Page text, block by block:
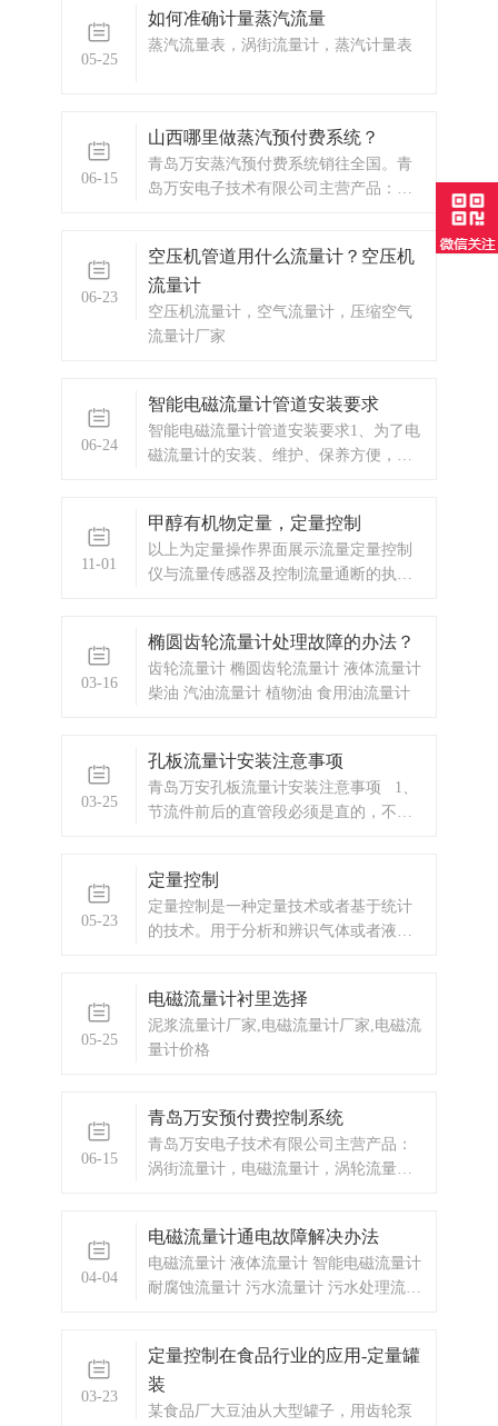
05-25
如何准确计量蒸汽流量
蒸汽流量表，涡街流量计，蒸汽计量表
06-15
山西哪里做蒸汽预付费系统？
青岛万安蒸汽预付费系统销往全国。青
岛万安电子技术有限公司主营产品：涡
预付费系统，显示仪表，热量表，差压
式仪表，分析仪器，水质监测设备，压
力仪表等，以及承接电气自动化项目。
欢迎来电
06-23
空压机管道用什么流量计？空压机
流量计
空压机流量计，空气流量计，压缩空气
流量计厂家
06-24
智能电磁流量计管道安装要求
智能电磁流量计管道安装要求1、为了电
磁流量计的安装、维护、保养方便，电
设备高温辐射的场所3、流量计应安装在
室内，如安装在室外，应避免阳光直
射，必要时请安装防晒防水装置4、避免
11-01
甲醇有机物定量，定量控制
以上为定量操作界面展示流量定量控制
仪与流量传感器及控制流量通断的执行
统。本流量定量控制仪按输入信号分为
频率脉冲输入型和流量变送信号输入型
两种供用户选择订购。本流量定量控制
03-16
椭圆齿轮流量计处理故障的办法？
齿轮流量计 椭圆齿轮流量计 液体流量计
柴油 汽油流量计 植物油 食用油流量计
03-25
孔板流量计安装注意事项
青岛万安孔板流量计安装注意事项 1、
节流件前后的直管段必须是直的，不得
后要求有足够长的直管段，这段足够
05-23
定量控制
定量控制是一种定量技术或者基于统计
的技术。用于分析和辨识气体或者液体
的是运行过程中响应时间、吞吐量等指
标的变化。定量控制系统不仅可以计量
瞬时流量和累积总量，配合流量定量控
按启动键就可以了，达到预设量，阀门
和泵自动关闭。青岛万安HY系列流量定
量控制仪与流量传感器及控制流量通断
起，组成完整的流量定量控制系统。定
量控制特点：1、输入信号分...
05-25
电磁流量计衬里选择
泥浆流量计厂家,电磁流量计厂家,电磁流
量计价格
06-15
青岛万安预付费控制系统
青岛万安电子技术有限公司主营产品：
涡街流量计，电磁流量计，涡轮流量
差压式仪表，分析仪器，水质监测设
备，压力仪表等，以及承接电气自动化
项目。欢迎来电咨询。热线电话：0532-
04-04
电磁流量计通电故障解决办法
电磁流量计 液体流量计 智能电磁流量计
耐腐蚀流量计 污水流量计 污水处理流量
03-23
定量控制在食品行业的应用-定量罐
装
某食品厂大豆油从大型罐子，用齿轮泵